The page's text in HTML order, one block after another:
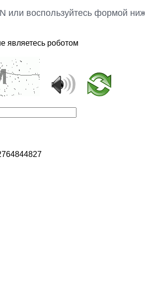
или воспользуйтесь формой
являетесь роботом